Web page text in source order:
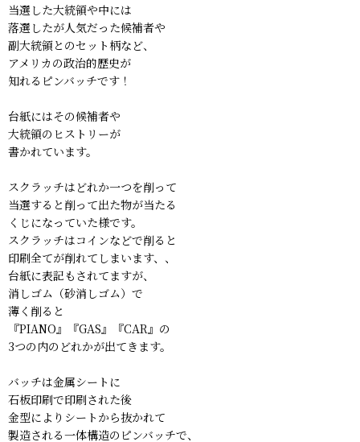
当選した大統領や中には
落選したが人気だった候補者や
副大統領とのセット柄など、
アメリカの政治的歴史が
知れるピンバッチです！
台紙にはその候補者や
大統領のヒストリーが
書かれています。
スクラッチはどれか一つを削って
当選すると削って出た物が当たる
くじになっていた様です。
スクラッチはコインなどで削ると
印刷全てが削れてしまいます、、
台紙に表記もされてますが、
消しゴム（砂消しゴム）で
薄く削ると
『PIANO』『GAS』『CAR』の
3つの内のどれかが出てきます。
バッチは金属シートに
石板印刷で印刷された後
金型によりシートから抜かれて
製造される一体構造のピンバッチで、